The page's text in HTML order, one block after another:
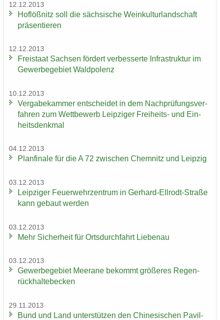
12.12.2013
Hof­löß­nitz soll die säch­si­sche Wein­kul­tur­land­schaft
prä­sen­tie­ren
12.12.2013
Frei­staat Sach­sen för­dert ver­bes­ser­te In­fra­struk­tur im
Ge­wer­be­ge­biet Wald­po­lenz
10.12.2013
Ver­ga­be­kam­mer ent­schei­det in dem Nach­prü­fungs­ver­
fah­ren zum Wett­be­werb Leip­zi­ger Freiheits-​ und Ein­
heits­denk­mal
04.12.2013
Plan­fi­na­le für die A 72 zwi­schen Chem­nitz und Leip­zig
03.12.2013
Leip­zi­ger Feu­er­wehr­zen­trum in Gerhard-​Ellrodt-Straße
kann ge­baut wer­den
03.12.2013
Mehr Si­cher­heit für Orts­durch­fahrt Lie­be­nau
03.12.2013
Ge­wer­be­ge­biet Meer­a­ne be­kommt grö­ße­res Re­gen­
rück­hal­te­be­cken
29.11.2013
Bund und Land un­ter­stüt­zen den Chi­ne­si­schen Pa­vil­